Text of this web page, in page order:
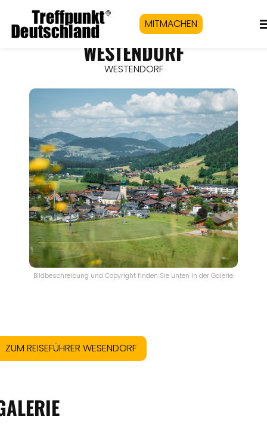
MITMACHEN
WESTENDORF
WESTENDORF
Bildbeschreibung und Copyright finden Sie unten in der Galerie.
ZUM REISEFÜHRER WESENDORF